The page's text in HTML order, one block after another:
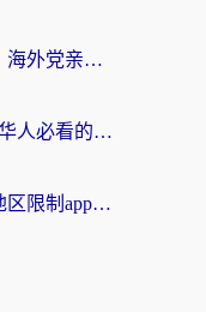
在国外怎么看咪咕视频软件？海外党亲测有效的回国加速方案
12123在国外能登录吗？海外华人必看的回国加速实用指南
海外党追剧必备：手机解除地区限制app怎么选？解决央视视频&国内剧地区限制全指南